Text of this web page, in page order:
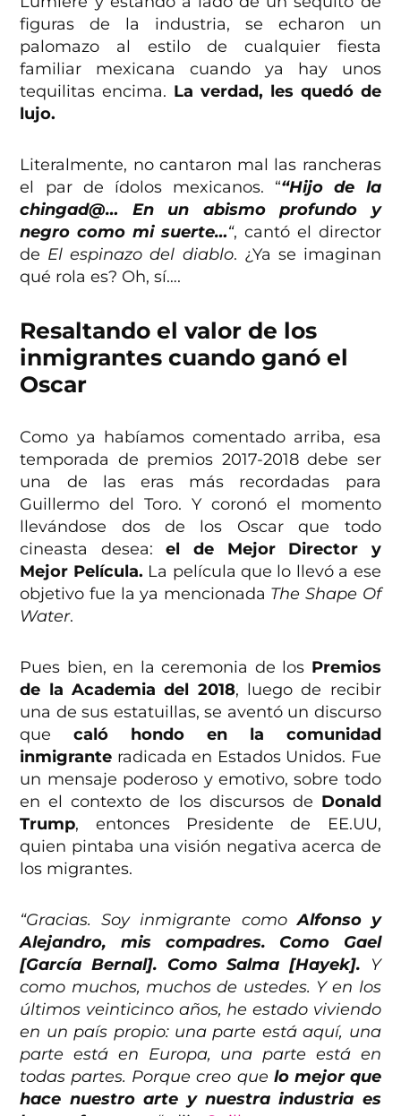
figuras de la industria, se echaron un
palomazo al estilo de cualquier fiesta
familiar mexicana cuando ya hay unos
tequilitas encima. La verdad, les quedó de
lujo.
Literalmente, no cantaron mal las rancheras
el par de ídolos mexicanos. ““Hijo de la
chingad@… En un abismo profundo y
negro como mi suerte…“, cantó el director
de El espinazo del diablo. ¿Ya se imaginan
qué rola es? Oh, sí….
Resaltando el valor de los
inmigrantes cuando ganó el
Oscar
Como ya habíamos comentado arriba, esa
temporada de premios 2017-2018 debe ser
una de las eras más recordadas para
Guillermo del Toro. Y coronó el momento
llevándose dos de los Oscar que todo
cineasta desea:el de Mejor Director y
Mejor Película. La película que lo llevó a ese
objetivo fue la ya mencionada The Shape Of
Water.
Pues bien, en la ceremonia de los Premios
de la Academia del 2018, luego de recibir
una de sus estatuillas, se aventó un discurso
quecaló hondo en la comunidad
inmigrante radicada en Estados Unidos. Fue
un mensaje poderoso y emotivo, sobre todo
en el contexto de los discursos de Donald
Trump, entonces Presidente de EE.UU,
quien pintaba una visión negativa acerca de
los migrantes.
“Gracias. Soy inmigrante comoAlfonso y
Alejandro, mis compadres. Como Gael
[García Bernal]. Como Salma [Hayek]. Y
como muchos, muchos de ustedes. Y en los
últimos veinticinco años, he estado viviendo
en un país propio: una parte está aquí, una
parte está en Europa, una parte está en
todas partes. Porque creo que lo mejor que
hace nuestro arte y nuestra industria es